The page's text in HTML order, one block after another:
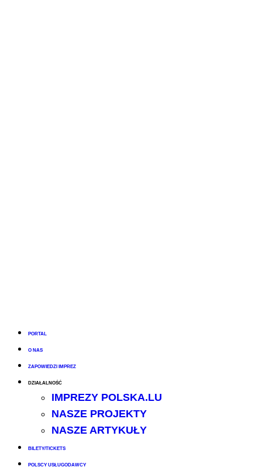
PORTAL
O NAS
ZAPOWIEDZI IMPREZ
DZIAŁALNOŚĆ
IMPREZY POLSKA.LU
NASZE PROJEKTY
NASZE ARTYKUŁY
BILETY/TICKETS
POLSCY USŁUGODAWCY